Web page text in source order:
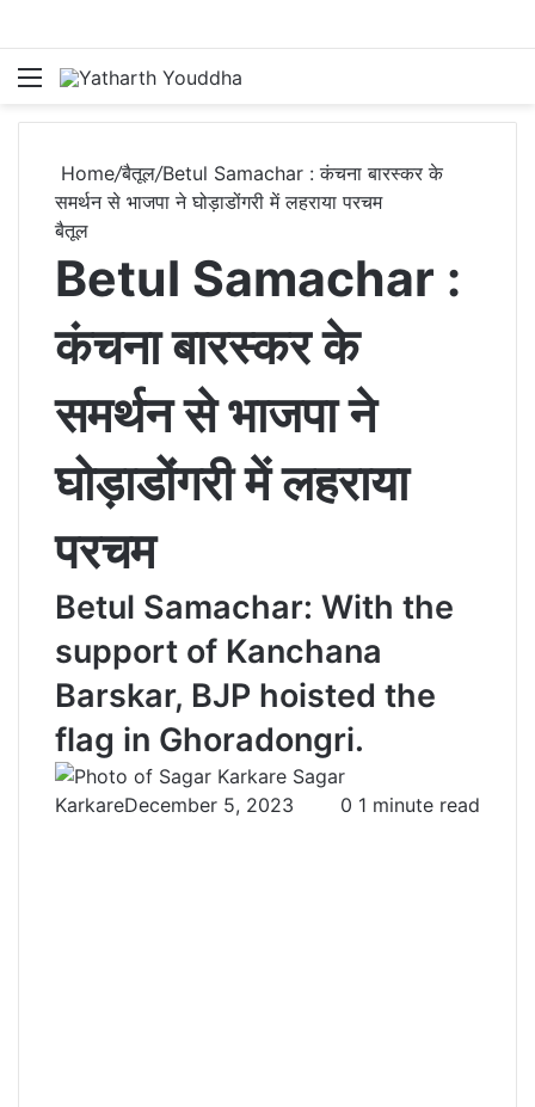
Menu
Home/बैतूल/Betul Samachar : कंचना बारस्कर के
समर्थन से भाजपा ने घोड़ाडोंगरी में लहराया परचम
बैतूल
Betul Samachar :
कंचना बारस्कर के
समर्थन से भाजपा ने
घोड़ाडोंगरी में लहराया
परचम
Betul Samachar: With the
support of Kanchana
Barskar, BJP hoisted the
flag in Ghoradongri.
Sagar
KarkareDecember 5, 2023 0 1 minute read